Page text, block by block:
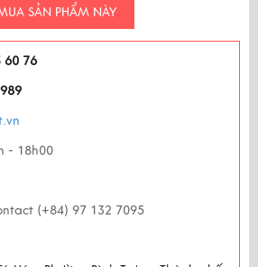
SẢN PHẨM NÀY
60 76
- 18h00
(+84) 97 132 7095